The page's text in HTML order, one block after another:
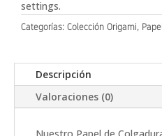
settings.
Categorías: Colección Origami,
Descripción
Valoraciones (0)
Nuestro Papel de